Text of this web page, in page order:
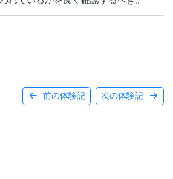
前の体験記 次の体験記